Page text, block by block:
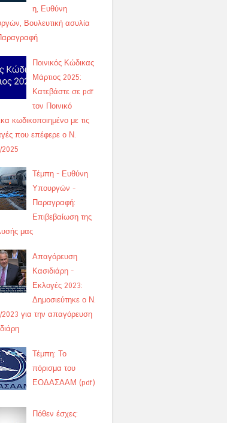
η, Ευθύνη
Βουλευτική ασυλία
Ποινικός Κώδικας
Μάρτιος 2025:
Κατεβάστε σε pdf
τον Ποινικό
κωδικοποιημένο με τις
που επέφερε ο Ν.
2025
Τέμπη - Ευθύνη
Υπουργών -
Παραγραφή:
Επιβεβαίωση της
μας
Απαγόρευση
Κασιδιάρη -
Εκλογές 2023:
Δημοσιεύτηκε ο Ν.
2023 για την απαγόρευση
Τέμπη: Το
πόρισμα του
ΕΟΔΑΣΑΑΜ (pdf)
Πόθεν έσχες: